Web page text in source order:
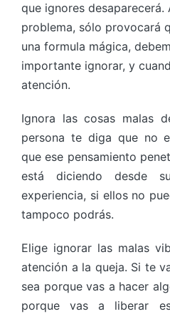
que ignores desaparecerá.
problema, sólo provocará
una formula mágica,
importante ignorar, y
atención.
Ignora las cosas malas
persona te diga que no
que ese pensamiento
está diciendo desde
experiencia, si ellos no
tampoco podrás.
Elige ignorar las malas
atención a la queja. Si te
sea porque vas a hacer
porque vas a liberar